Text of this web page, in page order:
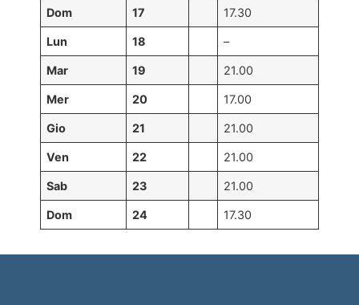
Dom 17 17.30
Lun 18 –
Mar 19 21.00
Mer 20 17.00
Gio 21 21.00
Ven 22 21.00
Sab 23 21.00
Dom 24 17.30